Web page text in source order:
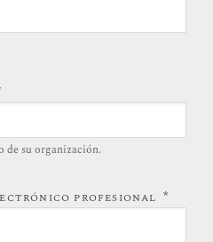
de su organización.
PROFESIONAL *